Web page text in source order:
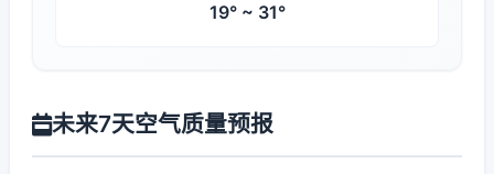
19° ~ 31°
未来7天空气质量预报